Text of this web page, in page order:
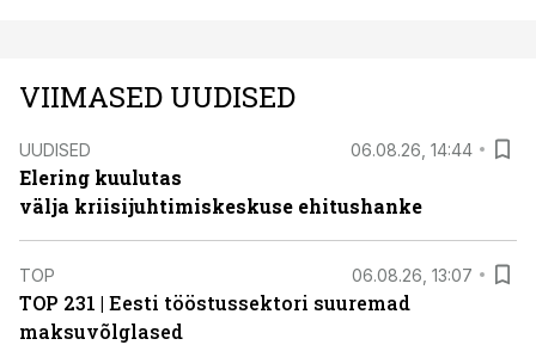
VIIMASED UUDISED
UUDISED 06.08.26, 14:44
Elering kuulutas
välja kriisijuhtimiskeskuse ehitushanke
TOP 06.08.26, 13:07
TOP 231 | Eesti tööstussektori suuremad
maksuvõlglased